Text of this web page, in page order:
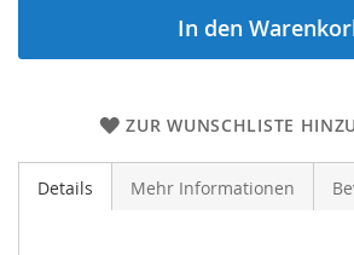
In den
ZUR WUNSCHLISTE
Details Mehr Informationen